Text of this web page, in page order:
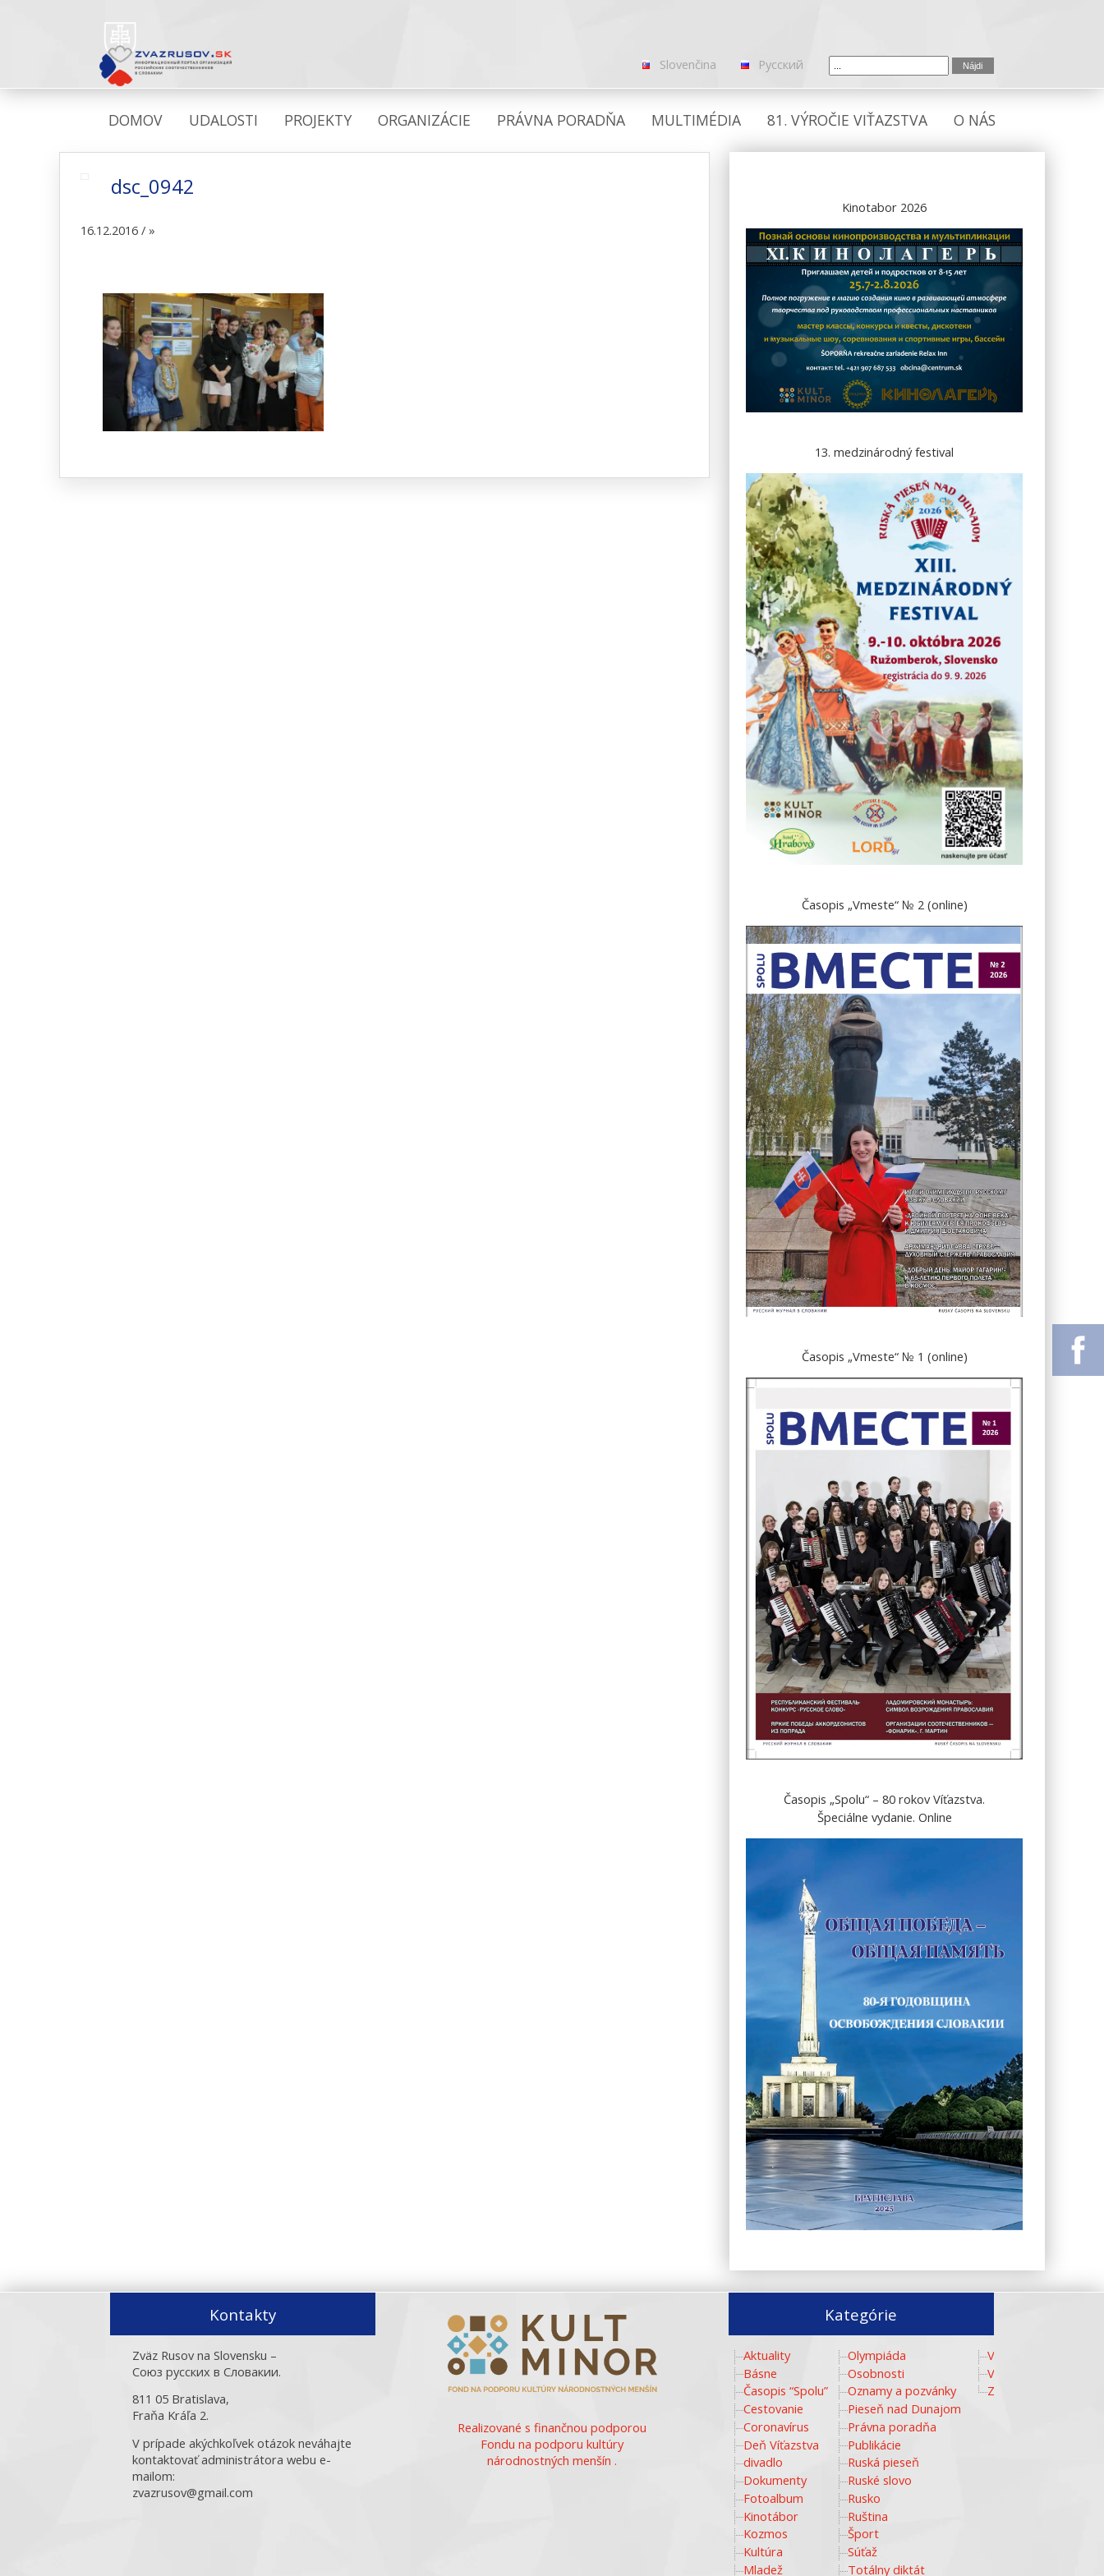
Slovenčina Русский
DOMOV UDALOSTI PROJEKTY ORGANIZÁCIE PRÁVNA PORADŇA MULTIMÉDIA 81. VÝROČIE VIŤAZSTVA O NÁS
dsc_0942
16.12.2016 / »
Kinotabor 2026
13. medzinárodný festival
Časopis „Vmeste“ № 2 (online)
Časopis „Vmeste“ № 1 (online)
Časopis „Spolu“ – 80 rokov Víťazstva.
Špeciálne vydanie. Online
Kontakty
Zväz Rusov na Slovensku –
Союз русских в Словакии.
811 05 Bratislava,
Fraňa Kráľa 2.
V prípade akýchkoľvek otázok neváhajte
kontaktovať administrátora webu e-
mailom:
zvazrusov@gmail.com
Realizované s finančnou podporou
Fondu na podporu kultúry
národnostných menšín .
Kategórie
Aktuality
Básne
Časopis “Spolu”
Cestovanie
Coronavírus
Deň Víťazstva
divadlo
Dokumenty
Fotoalbum
Kinotábor
Kozmos
Kultúra
Mladež
Olympiáda
Osobnosti
Oznamy a pozvánky
Pieseň nad Dunajom
Právna poradňa
Publikácie
Ruská pieseň
Ruské slovo
Rusko
Ruština
Šport
Súťaž
Totálny diktát
Video
Vzdelávanie
Zlaté storočie